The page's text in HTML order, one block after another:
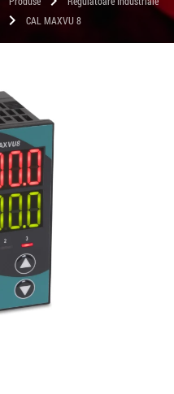
chevron_right CAL MAXVU 8